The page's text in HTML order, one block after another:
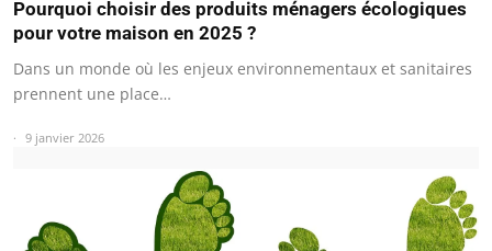
Pourquoi choisir des produits ménagers écologiques
pour votre maison en 2025 ?
Dans un monde où les enjeux environnementaux et sanitaires
prennent une place…
9 janvier 2026